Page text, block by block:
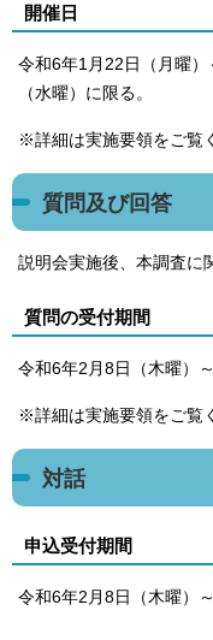
開催日
令和6年1月22日（月曜
（水曜）に限る。
※詳細は実施要領をご覧
質問及び回答
説明会実施後、本調査に
質問の受付期間
令和6年2月8日（木曜）
※詳細は実施要領をご覧
対話
申込受付期間
令和6年2月8日（木曜）